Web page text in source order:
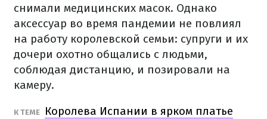
снимали медицинских масок. Однако
аксессуар во время пандемии не повлиял
на работу королевской семьи: супруги и их
дочери охотно общались с людьми,
соблюдая дистанцию, и позировали на
камеру.
К ТЕМЕ
Королева Испании в ярком платье